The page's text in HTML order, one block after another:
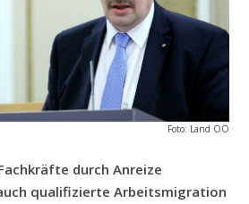
Foto: Land OÖ
durch Anreize
qualifizierte Arbeitsmigration